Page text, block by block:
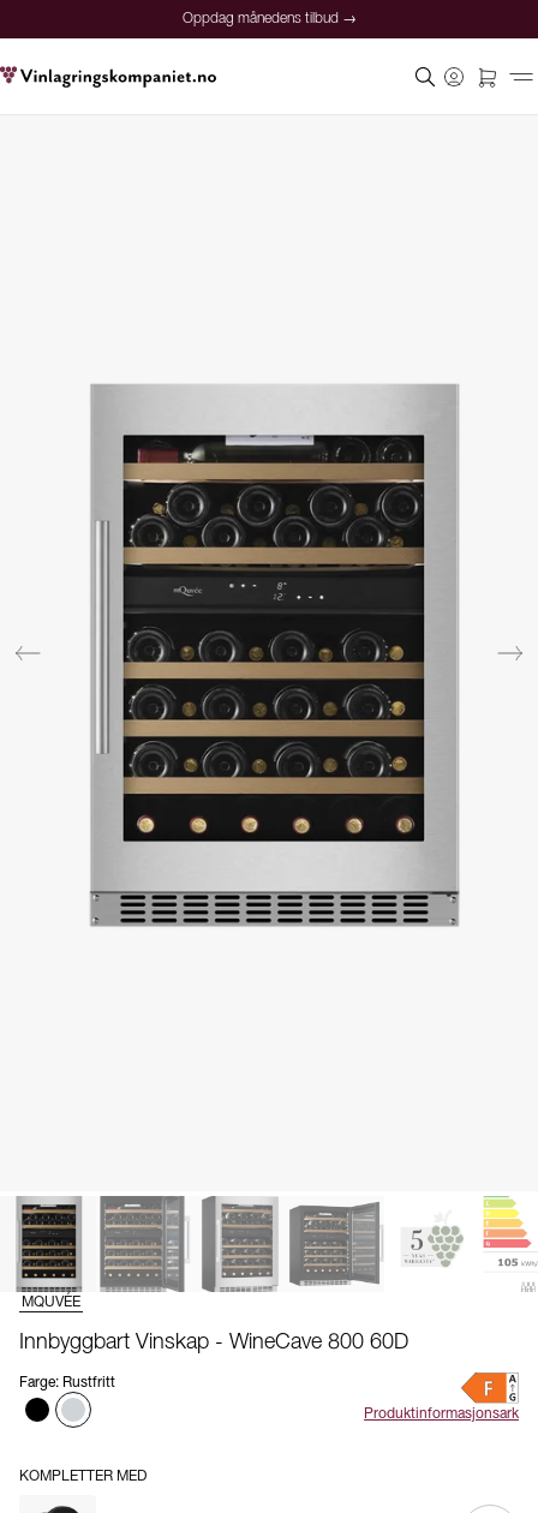
Oppdag månedens tilbud →
MQUVÉE
Innbyggbart Vinskap - WineCave 800 60D
Farge: Rustfritt
Produktinformasjonsark
KOMPLETTER MED